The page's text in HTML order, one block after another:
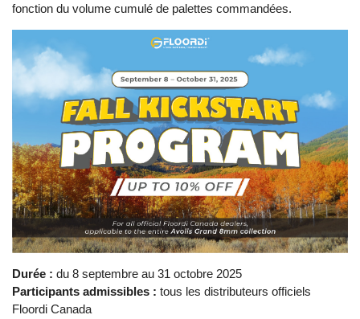
fonction du volume cumulé de palettes commandées.
Durée : du 8 septembre au 31 octobre 2025
Participants admissibles : tous les distributeurs officiels
Floordi Canada